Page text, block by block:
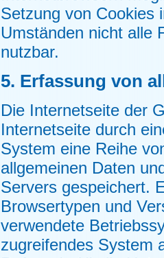
Setzung von Cookies
Umständen nicht alle
nutzbar.
5. Erfassung von
Die Internetseite der
Internetseite durch
System eine Reihe
allgemeinen Daten
Servers gespeichert.
Browsertypen und
verwendete
zugreifendes System